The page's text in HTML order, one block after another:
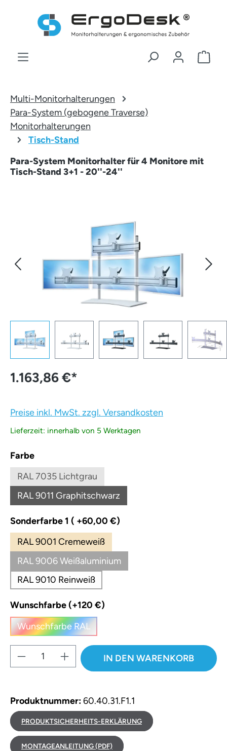
Zum Hauptinhalt springen
Multi-Monitorhalterungen
Para-System (gebogene Traverse)
Monitorhalterungen
Tisch-Stand
Para-System Monitorhalter für 4 Monitore mit
Tisch-Stand 3+1 - 20''-24''
1.163,86 €*
Preise inkl. MwSt. zzgl. Versandkosten
Lieferzeit: innerhalb von 5 Werktagen
Farbeauswählen
RAL 7035 Lichtgrau
(Diese Option ist zurzeit nicht verfügbar.)
RAL 9011 Graphitschwarz
(Diese Option ist zurzeit nicht verfügbar.)
Sonderfarbe 1 ( +60,00 €)
RAL 9001 Cremeweiß
RAL 9006 Weißaluminium
RAL 9010 Reinweiß
Wunschfarbe (+120 €)
Wunschfarbe RAL
(Diese Option ist zurzeit nicht verfügbar.)
Produkt Anzahl: Gib denIN DEN WARENKORB
Produktnummer:60.40.31.F1.1
PRODUKTSICHERHEITS-ERKLÄRUNG
MONTAGEANLEITUNG (PDF)